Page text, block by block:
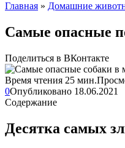
Главная » Домашние
Самые опасные
Поделиться в ВКонтакте
Время чтения 25 мин.
0Опубликовано 18.06.2021
Содержание
Десятка самых